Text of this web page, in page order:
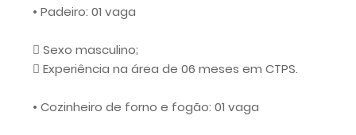
• Padeiro: 01 vaga
 Sexo masculino;
 Experiência na área de 06 meses em CTPS.
• Cozinheiro de forno e fogão: 01 vaga